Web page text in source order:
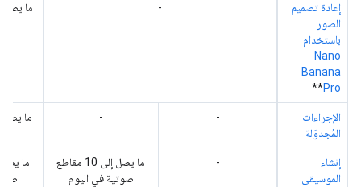
إعادة تصميم
الصور
باستخدام
Nano
Banana
Pro
**
-
الإجراءات
المُجدوَلة
-
-
إنشاء
الموسيقى
-
ما يصل إلى 10 مقاطع
صوتية في اليوم